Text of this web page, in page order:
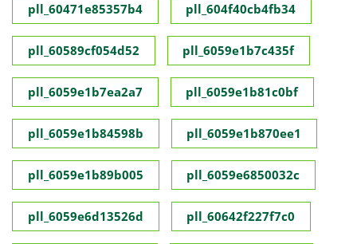
pll_60471e85357b4 pll_604f40cb4fb34
pll_60589cf054d52 pll_6059e1b7c435f
pll_6059e1b7ea2a7 pll_6059e1b81c0bf
pll_6059e1b84598b pll_6059e1b870ee1
pll_6059e1b89b005 pll_6059e6850032c
pll_6059e6d13526d pll_60642f227f7c0